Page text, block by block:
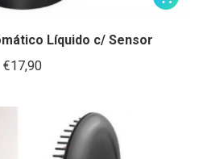
Líquido c/ Sensor
€17,90